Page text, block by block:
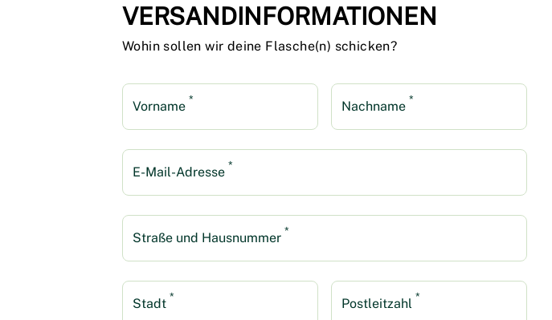
VERSANDINFORMATIONEN
Wohin sollen wir deine Flasche(n) schicken?
Vorname * Nachname *
E-Mail-Adresse *
Straße und Hausnummer *
Stadt * Postleitzahl *